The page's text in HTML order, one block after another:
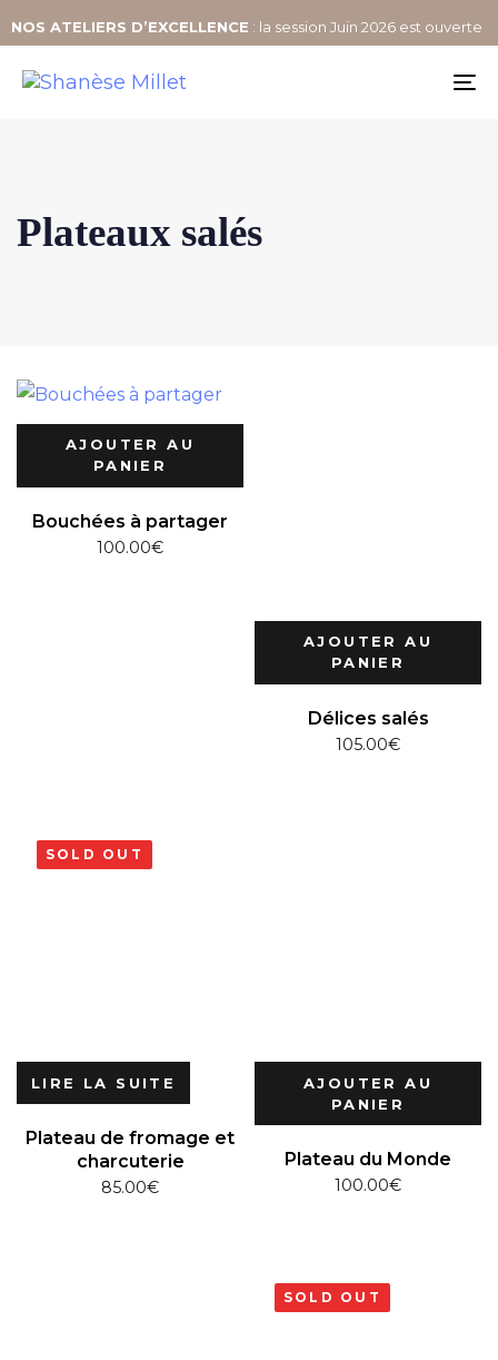
NOS ATELIERS D’EXCELLENCE : la session Juin 2026 est ouverte
Plateaux salés
AJOUTER AU
PANIER
Bouchées à partager
100.00€
AJOUTER AU
PANIER
Délices salés
105.00€
SOLD OUT
LIRE LA SUITE
Plateau de fromage et
charcuterie
85.00€
AJOUTER AU
PANIER
Plateau du Monde
100.00€
SOLD OUT